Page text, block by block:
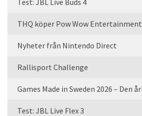
Test: JBL Live Buds 4
THQ köper Pow Wow Entertainment
Nyheter från Nintendo Direct
Rallisport Challenge
Test: JBL Live Flex 3